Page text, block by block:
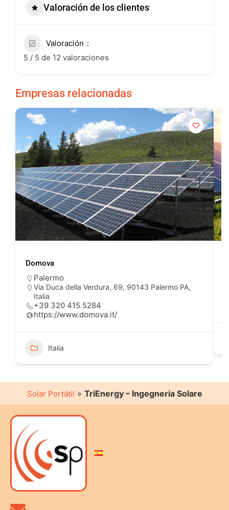
Valoración de los clientes
Valoración
5 / 5 de 12 valoraciones
Empresas relacionadas
Domova
Palermo
Via Duca della Verdura, 69, 90143 Palermo PA,
Italia
+39 320 415 5284
https://www.domova.it/
Italia
Solar Portátil » TriEnergy – Ingegneria Solare